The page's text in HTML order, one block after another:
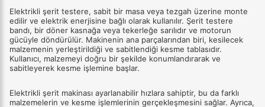
Elektrikli şerit testere, sabit bir masa veya tezgah üzerine monte
edilir ve elektrik enerjisine bağlı olarak kullanılır. Şerit testere
bandı, bir döner kasnağa veya tekerleğe sarılıdır ve motorun
gücüyle döndürülür. Makinenin ana parçalarından biri, kesilecek
malzemenin yerleştirildiği ve sabitlendiği kesme tablasıdır.
Kullanıcı, malzemeyi doğru bir şekilde konumlandırarak ve
sabitleyerek kesme işlemine başlar.
Elektrikli şerit makinası ayarlanabilir hızlara sahiptir, bu da farklı
malzemelerin ve kesme işlemlerinin gerçekleşmesini sağlar. Ayrıca,